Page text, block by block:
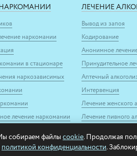
наркомании
в стационаре
наркозависимых
лечение наркомании
ЛЕЧЕНИЕ
Вывод из запоя
Кодирование
Анонимное
Принудительное
Аптечный
Интервенция
Лечение женского
Лечение пивного
собираем файлы cookie. Продолжая
политикой конфиденциальности.